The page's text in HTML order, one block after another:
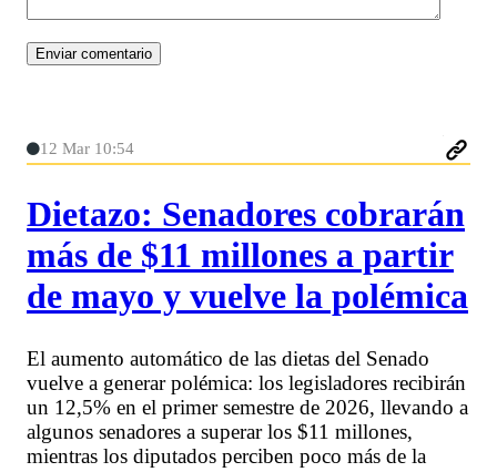
12 Mar 10:54
Dietazo: Senadores cobrarán
más de $11 millones a partir
de mayo y vuelve la polémica
El aumento automático de las dietas del Senado
vuelve a generar polémica: los legisladores recibirán
un 12,5% en el primer semestre de 2026, llevando a
algunos senadores a superar los $11 millones,
mientras los diputados perciben poco más de la